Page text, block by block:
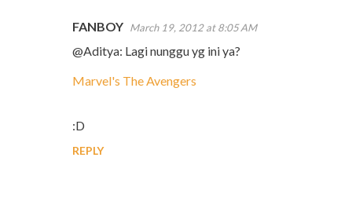
FANBOY March 19, 2012 at 8:05 AM
@Aditya: Lagi nunggu yg ini ya?
Marvel's The Avengers
:D
REPLY